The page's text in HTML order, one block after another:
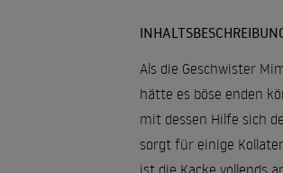
Als die Geschwister
hätte es böse enden
mit dessen Hilfe sich
sorgt für einige